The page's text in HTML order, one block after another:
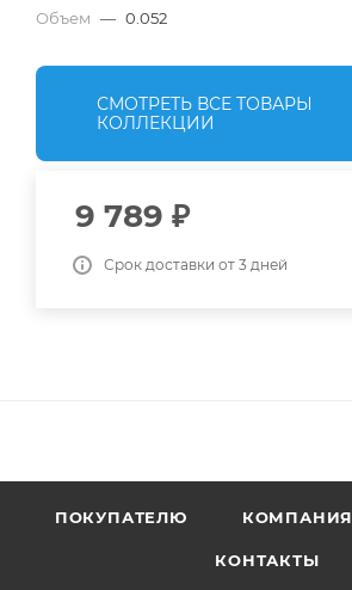
Объем — 0.052
СМОТРЕТЬ ВСЕ ТОВАРЫ
КОЛЛЕКЦИИ
9 789 ₽
Срок доставки от 3 дней
ПОКУПАТЕЛЮ КОМПАНИЯ
КОНТАКТЫ